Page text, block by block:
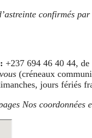
confirmés
+237 694 46 40 44, de
(créneaux
jours fériés
Nos coordonnées